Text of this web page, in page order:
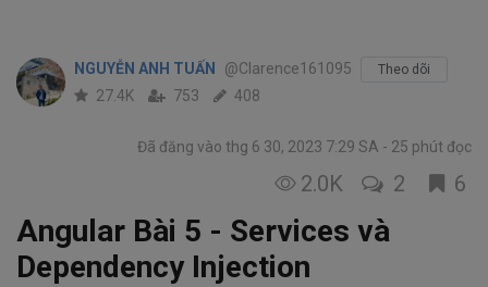
NGUYỄN ANH TUẤN @Clarence161095 Theo dõi
27.4K 753 408
Đã đăng vào thg 6 30, 2023 7:29 SA 25 phút đọc
2.0K 2 6
Angular Bài 5 - Services và
Dependency Injection